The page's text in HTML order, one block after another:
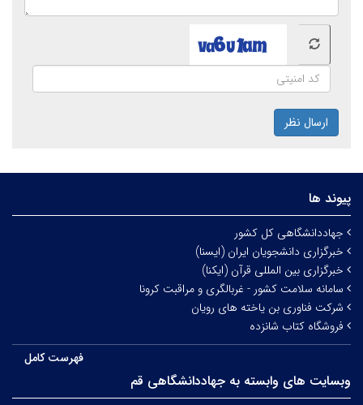
ارسال نظر
پیوند ها
جهاددانشگاهی کل کشور
خبرگزاری دانشجویان ایران (ایسنا)
خبرگزاری بین المللی قرآن (ایکنا)
سامانه سلامت کشور - غربالگری و مراقبت کرونا
شرکت فناوری بن یاخته های رویان
فروشگاه کتاب شانزده
فهرست کامل
وبسایت های وابسته به جهاددانشگاهی قم